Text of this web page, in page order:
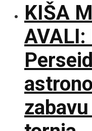
KIŠA